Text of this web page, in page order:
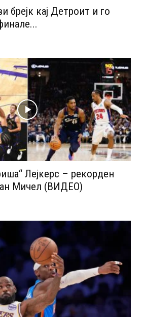
брејк кај Детроит и го
Лејкерс – рекорден
Мичел (ВИДЕО)